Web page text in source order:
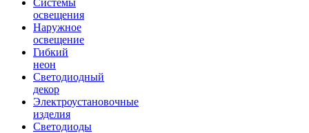
Системы
освещения
Наружное
освещение
Гибкий
неон
Светодиодный
декор
Электроустановочные
изделия
Светодиоды